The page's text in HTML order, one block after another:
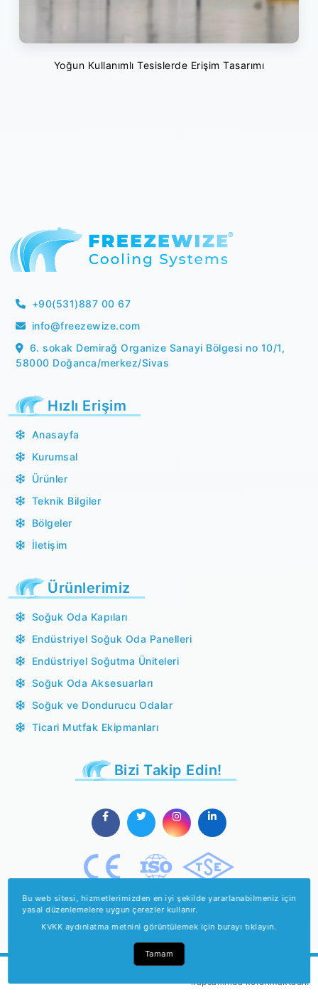
Yoğun Kullanımlı Tesislerde Erişim Tasarımı
+90(531)887 00 67
info@freezewize.com
6. sokak Demirağ Organize Sanayi Bölgesi no 10/1,
58000 Doğanca/merkez/Sivas
Hızlı Erişim
Anasayfa
Kurumsal
Ürünler
Teknik Bilgiler
Bölgeler
İletişim
Ürünlerimiz
Soğuk Oda Kapıları
Endüstriyel Soğuk Oda Panelleri
Endüstriyel Soğutma Üniteleri
Soğuk Oda Aksesuarları
Soğuk ve Dondurucu Odalar
Ticari Mutfak Ekipmanları
Bizi Takip Edin!
Telif hakkı Fikir ve Sanat Eserleri Kanunu
kapsamında korunmaktadır.
Bu web sitesi, hizmetlerimizden en iyi şekilde yararlanabilmeniz için
yasal düzenlemelere uygun çerezler kullanır.
KVKK aydınlatma metnini görüntülemek için burayı tıklayın.
Tamam